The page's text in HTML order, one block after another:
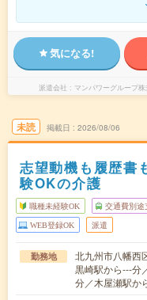
気になる!
派遣会社 マンパワーグループ
未読 掲載日 2026/08/06
志望動機も履歴書
験OKの介護
職種未経験OK 交通費別途
WEB登録OK 派遣
勤務地
北九州市八幡西
黒崎駅から---分
分／木屋瀬駅か